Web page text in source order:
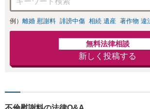
ま
例） 離婚 慰謝料 誹謗中傷 相続 遺産 著作物 違
無料法律相談
新しく投稿する